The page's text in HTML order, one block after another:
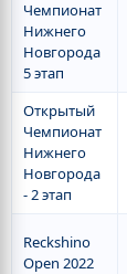
Чемпионат
Нижнего
Новгорода
5 этап
Открытый
Чемпионат
Нижнего
Новгорода
- 2 этап
Reckshino
Open 2022